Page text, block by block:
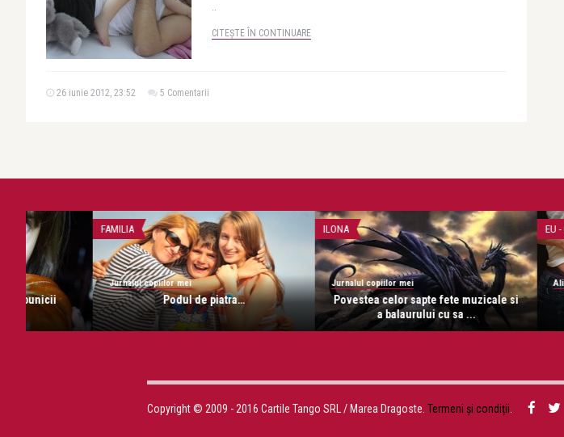
..
CITEȘTE ÎN CONTINUARE
26 iunie 2012, 23:52 5 Comentarii
FAMILIA
Jurnalul copiilor mei
Podul de piatra…
ILONA
Jurnalul copiilor mei
Povestea celor sapte fete muzicale si
a balaurului cu sa ...
EU - MAMA
Alice Năstase
De
Copyright © 2009 - 2016 Cartile Tango SRL / Marea Dragoste. Termeni și condiții